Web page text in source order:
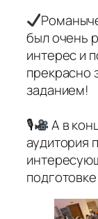
был очень
интерес и
прекрасно
заданием!
🎙
А в
аудитория